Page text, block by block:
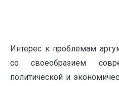
Интерес к проблемам
со своеобразием
политической и